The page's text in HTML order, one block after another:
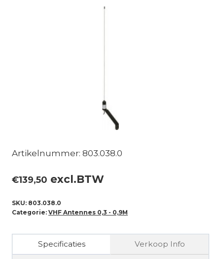
Artikelnummer: 803.038.0
€139,50 excl.BTW
SKU: 803.038.0
Categorie: VHF Antennes 0,3 - 0,9M
Specificaties Verkoop Info